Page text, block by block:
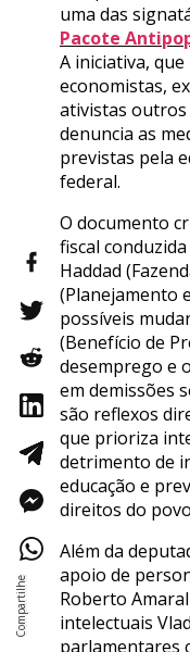
uma das
Pacote
A iniciativa,
economistas,
ativistas outros
denuncia as
previstas pela
federal.
O documento
fiscal
Haddad
(Planejamento
possíveis
(Benefício de
desemprego e
em demissões
são reflexos
que prioriza
detrimento de
educação e
direitos do
Além da
apoio de
Roberto
intelectuais
parlamentares